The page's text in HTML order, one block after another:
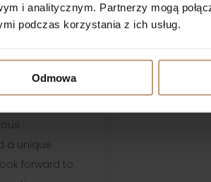
i analitycznym. Partnerzy mogą
podczas korzystania z ich usług.
Odmowa
"Semana
a unique
forward to